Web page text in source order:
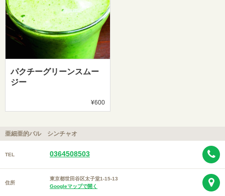
パクチーグリーンスムー
ジー
¥600
亜細亜的バル シンチャオ
TEL 0364508503
住所
東京都世田谷区太子堂1-15-13
Googleマップで開く